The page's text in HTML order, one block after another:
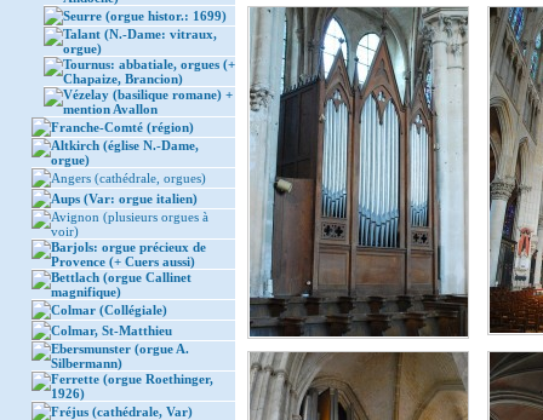
Seurre (orgue histor.: 1699)
Talant (N.-Dame: vitraux,
orgue)
Tournus: abbatiale, orgues (+
Chapaize, Brancion)
Vézelay (basilique romane) +
mention Avallon
Franche-Comté (région)
Altkirch (église N.-Dame,
orgue)
Angers (cathédrale, orgues)
Aups (Var: orgue italien)
Avignon (plusieurs orgues à
voir)
Barjols: orgue précieux de
Provence (+ Cuers aussi)
Bettlach (orgue Callinet
magnifique)
Colmar (Collégiale)
Colmar, St-Matthieu
Ebersmunster (orgue A.
Silbermann)
Ferrette (orgue Roethinger,
1926)
Fréjus (cathédrale, Var)